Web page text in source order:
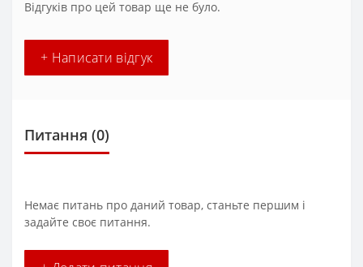
Відгуків про цей товар ще не було.
+ Написати відгук
Питання (0)
Немає питань про даний товар, станьте першим і
задайте своє питання.